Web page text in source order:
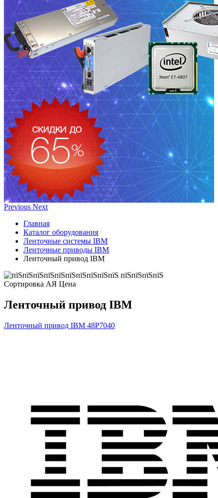
Previous Next
Главная
Каталог оборудования
Ленточные системы IBM
Ленточные приводы IBM
Ленточный привод IBM
Сортировка АЯ Ценa
Ленточный привод IBM
Ленточный привод IBM 48P7040